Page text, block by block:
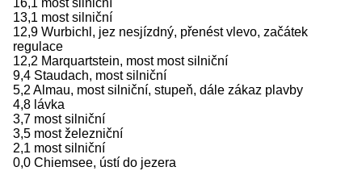
16,1 most silniční
13,1 most silniční
12,9 Wurbichl, jez nesjízdný, přenést vlevo, začátek
regulace
12,2 Marquartstein, most most silniční
9,4 Staudach, most silniční
5,2 Almau, most silniční, stupeň, dále zákaz plavby
4,8 lávka
3,7 most silniční
3,5 most železniční
2,1 most silniční
0,0 Chiemsee, ústí do jezera